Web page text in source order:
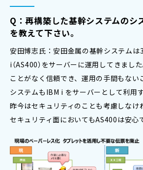
Q：再構築した基幹システムのシ
を教えて下さい。
安田博志氏：安田金属の基幹システム
i（AS400）をサーバーに運用してきまし
ことがなく信頼でき、運用の手間もない
システムもIBM i をサーバーとして利用
昨今はセキュリティのことも考慮しなけ
セキュリティ面においてもAS400は安心